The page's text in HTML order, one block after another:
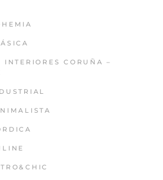
INTERIORES CORUÑA –